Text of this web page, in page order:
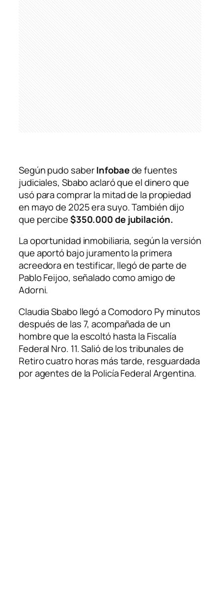
Según pudo saberInfobaede fuentes
judiciales, Sbabo aclaró que el dinero que
usó para comprar la mitad de la propiedad
en mayo de 2025 era suyo. También dijo
que percibe$350.000 de jubilación.
La oportunidad inmobiliaria, según la versión
que aportó bajo juramento la primera
acreedora en testificar, llegó de parte de
Pablo Feijoo, señalado como amigo de
Adorni.
Claudia Sbabo llegó a Comodoro Py minutos
después de las 7, acompañada de un
hombre que la escoltó hasta la Fiscalía
Federal Nro. 11. Salió de los tribunales de
Retiro cuatro horas más tarde, resguardada
por agentes de la Policía Federal Argentina.